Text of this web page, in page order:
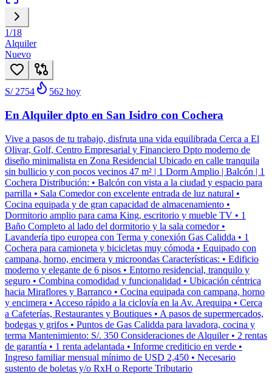
1/18
Alquiler
Nuevo
S/ 2754 562 hoy
En Alquiler dpto en San Isidro con Cochera
Vive a pasos de tu trabajo, disfruta una vida equilibrada Cerca a El
Olivar, Golf, Centro Empresarial y Financiero Dpto moderno de
diseño minimalista en Zona Residencial Ubicado en calle tranquila
sin bullicio y con pocos vecinos 47 m² | 1 Dorm Amplio | Balcón | 1
Cochera Distribución: • Balcón con vista a la ciudad y espacio para
parrilla • Sala Comedor con excelente entrada de luz natural •
Cocina equipada y de gran capacidad de almacenamiento •
Dormitorio amplio para cama King, escritorio y mueble TV • 1
Baño Completo al lado del dormitorio y la sala comedor •
Lavandería tipo europea con Terma y conexión Gas Calidda • 1
Cochera para camioneta y bicicletas muy cómoda • Equipado con
campana, horno, encimera y microondas Características: • Edificio
moderno y elegante de 6 pisos • Entorno residencial, tranquilo y
seguro • Combina comodidad y funcionalidad • Ubicación céntrica
hacia Miraflores y Barranco • Cocina equipada con campana, horno
y encimera • Acceso rápido a la ciclovía en la Av. Arequipa • Cerca
a Cafeterías, Restaurantes y Boutiques • A pasos de supermercados,
bodegas y grifos • Puntos de Gas Calidda para lavadora, cocina y
terma Mantenimiento: S/. 350 Consideraciones de Alquiler • 2 rentas
de garantía • 1 renta adelantada • Informe crediticio en verde •
Ingreso familiar mensual mínimo de USD 2,450 • Necesario
sustento de boletas y/o RxH o Reporte Tributario